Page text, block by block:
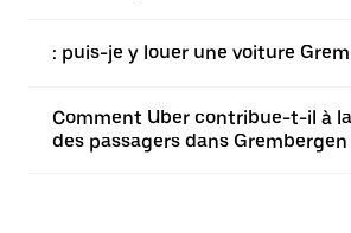
: puis-je y louer une voiture
Comment Uber contribue-t-il à
des passagers dans Grembergen